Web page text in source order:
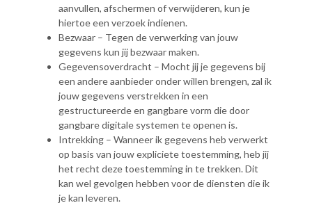
aanvullen, afschermen of verwijderen, kun je
hiertoe een verzoek indienen.
Bezwaar – Tegen de verwerking van jouw
gegevens kun jij bezwaar maken.
Gegevensoverdracht – Mocht jij je gegevens bij
een andere aanbieder onder willen brengen, zal ik
jouw gegevens verstrekken in een
gestructureerde en gangbare vorm die door
gangbare digitale systemen te openen is.
Intrekking – Wanneer ik gegevens heb verwerkt
op basis van jouw expliciete toestemming, heb jij
het recht deze toestemming in te trekken. Dit
kan wel gevolgen hebben voor de diensten die ik
je kan leveren.